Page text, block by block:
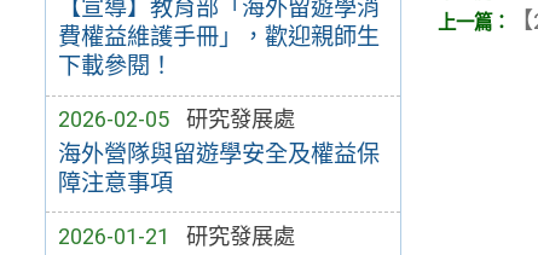
【宣導】教育部「海外留遊學消
費權益維護手冊」，歡迎親師生
下載參閱！
2026-02-05 研究發展處
海外營隊與留遊學安全及權益保
障注意事項
2026-01-21 研究發展處